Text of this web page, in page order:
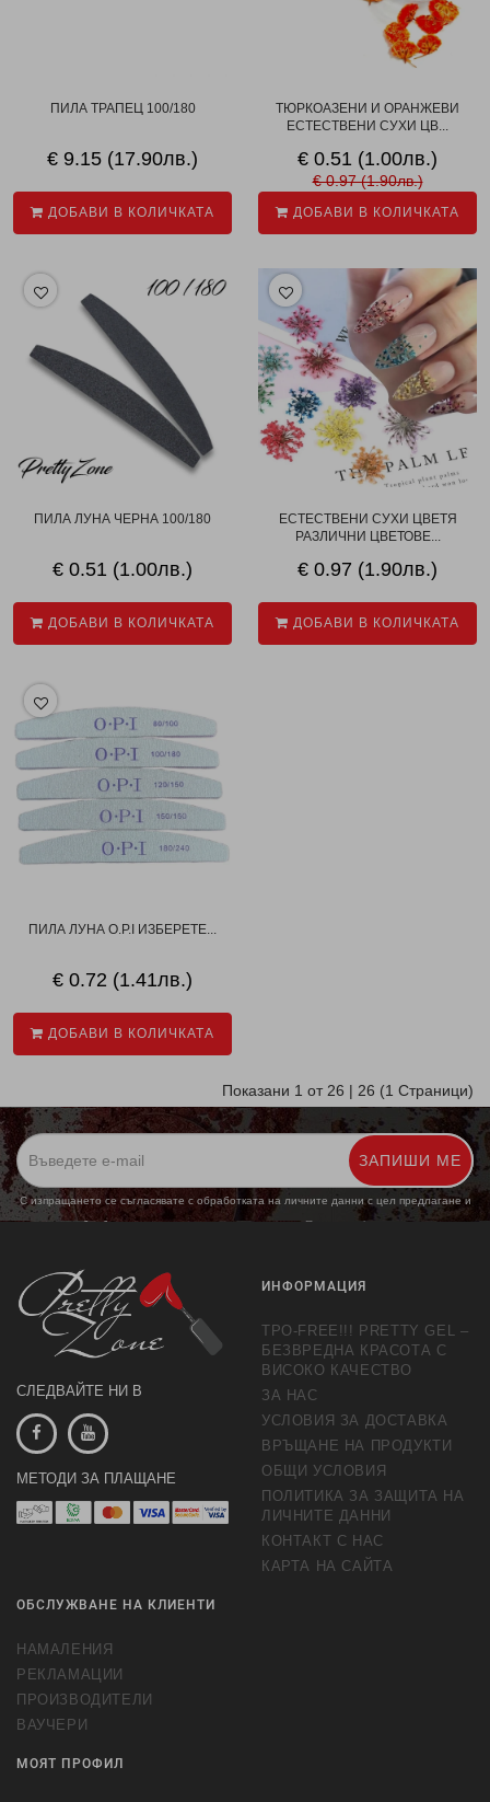
ПИЛА ТРАПЕЦ 100/180
€ 9.15 (17.90лв.)
ДОБАВИ В КОЛИЧКАТА
ТЮРКОАЗЕНИ И ОРАНЖЕВИ
ЕСТЕСТВЕНИ СУХИ ЦВ...
€ 0.51 (1.00лв.)
€ 0.97 (1.90лв.)
ДОБАВИ В КОЛИЧКАТА
ПИЛА ЛУНА ЧЕРНА 100/180
€ 0.51 (1.00лв.)
ДОБАВИ В КОЛИЧКАТА
ЕСТЕСТВЕНИ СУХИ ЦВЕТЯ
РАЗЛИЧНИ ЦВЕТОВЕ...
€ 0.97 (1.90лв.)
ДОБАВИ В КОЛИЧКАТА
ПИЛА ЛУНА O.P.I ИЗБЕРЕТЕ...
€ 0.72 (1.41лв.)
ДОБАВИ В КОЛИЧКАТА
Показани 1 от 26 | 26 (1 Страници)
ЗАПИШИ МЕ
С изпращането се съгласявате с обработката на личните данни с цел предлагане и
обработка на маркетингови предложения. Повече информация
СЛЕДВАЙТЕ НИ В
МЕТОДИ ЗА ПЛАЩАНЕ
ИНФОРМАЦИЯ
TPO-FREE!!! PRETTY GEL –
БЕЗВРЕДНА КРАСОТА С
ВИСОКО КАЧЕСТВО
ЗА НАС
УСЛОВИЯ ЗА ДОСТАВКА
ВРЪЩАНЕ НА ПРОДУКТИ
ОБЩИ УСЛОВИЯ
ПОЛИТИКА ЗА ЗАЩИТА НА
ЛИЧНИТЕ ДАННИ
КОНТАКТ С НАС
КАРТА НА САЙТА
ОБСЛУЖВАНЕ НА КЛИЕНТИ
НАМАЛЕНИЯ
РЕКЛАМАЦИИ
ПРОИЗВОДИТЕЛИ
ВАУЧЕРИ
МОЯТ ПРОФИЛ